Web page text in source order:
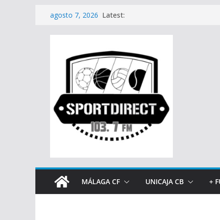
Saltaragosto 7, 2026 Latest:
MÁLAGA CF UNICAJA CB +